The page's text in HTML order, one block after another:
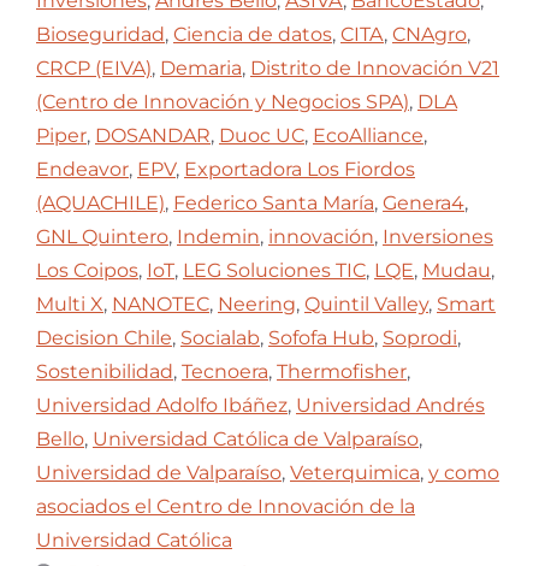
Bioseguridad, Ciencia de datos, CITA, CNAgro,
CRCP (EIVA), Demaria, Distrito de Innovación V21
(Centro de Innovación y Negocios SPA), DLA
Piper, DOSANDAR, Duoc UC, EcoAlliance,
Endeavor, EPV, Exportadora Los Fiordos
(AQUACHILE), Federico Santa María, Genera4,
GNL Quintero, Indemin, innovación, Inversiones
Los Coipos, IoT, LEG Soluciones TIC, LQE, Mudau,
Multi X, NANOTEC, Neering, Quintil Valley, Smart
Decision Chile, Socialab, Sofofa Hub, Soprodi,
Sostenibilidad, Tecnoera, Thermofisher,
Universidad Adolfo Ibáñez, Universidad Andrés
Bello, Universidad Católica de Valparaíso,
Universidad de Valparaíso, Veterquimica, y como
asociados el Centro de Innovación de la
Universidad Católica